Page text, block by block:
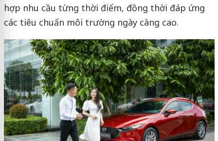
hợp nhu cầu từng thời điểm, đồng thời đáp ứng
các tiêu chuẩn môi trường ngày càng cao.